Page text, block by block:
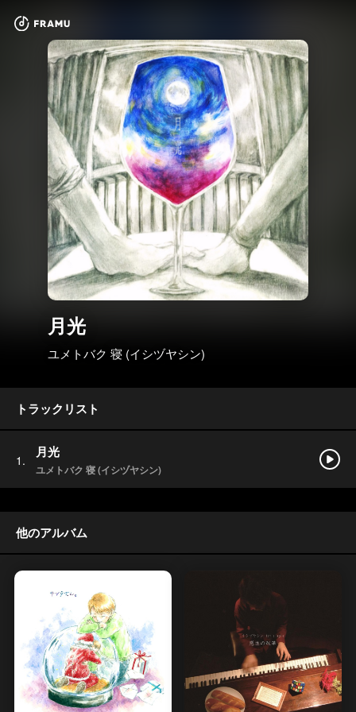
月光
ユメトバク 寝 (イシヅヤシン)
トラックリスト
月光
ユメトバク 寝 (イシヅヤシン)
他のアルバム